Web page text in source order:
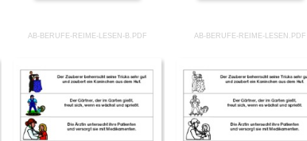
AB-BERUFE-REIME-LESEN-B.PDF AB-BERUFE-REIME-LESEN.PDF